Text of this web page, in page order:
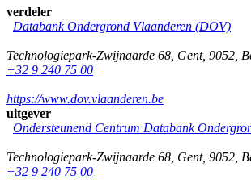
verdeler
Databank Ondergrond Vlaanderen (DOV)
Technologiepark-Zwijnaarde 68 Gent, 9052
+32 9 240 75 00
https://www.dov.vlaanderen.be
uitgever
Ondersteunend Centrum Databank
Technologiepark-Zwijnaarde 68 Gent, 9052
+32 9 240 75 00